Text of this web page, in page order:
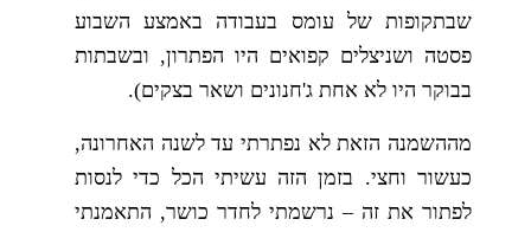
שבתקופות של עומס בעבודה באמצע השבוע
פסטה ושניצלים קפואים היו הפתרון, ובשבתות
בבוקר היו לא אחת ג'חנונים ושאר בצקים).
מההשמנה הזאת לא נפתרתי עד לשנה האחרונה,
כעשור וחצי. בזמן הזה עשיתי הכל כדי לנסות
לפתור את זה – נרשמתי לחדר כושר, התאמנתי